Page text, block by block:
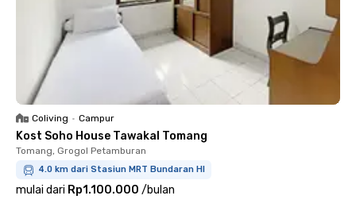
Coliving • Campur
Kost Soho House Tawakal Tomang
Tomang, Grogol Petamburan
4.0 km dari Stasiun MRT Bundaran HI
mulai dari Rp1.100.000 /bulan